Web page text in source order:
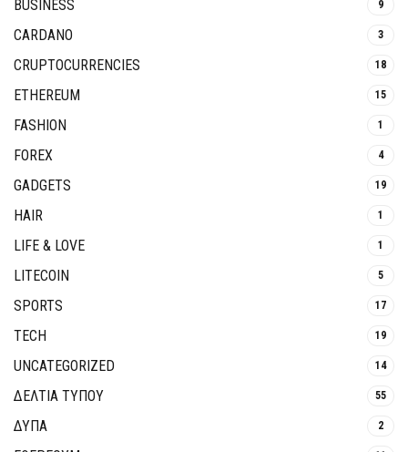
BUSINESS 9
CARDANO 3
CRUPTOCURRENCIES 18
ETHEREUM 15
FASHION 1
FOREX 4
GADGETS 19
HAIR 1
LIFE & LOVE 1
LITECOIN 5
SPORTS 17
TECH 19
UNCATEGORIZED 14
ΔΕΛΤΙΑ ΤΥΠΟΥ 55
ΔΥΠΑ 2